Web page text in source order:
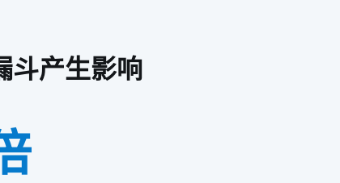
斗产生影响